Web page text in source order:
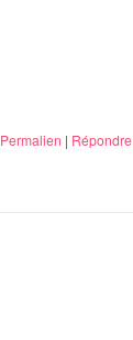
Permalien | Répondre